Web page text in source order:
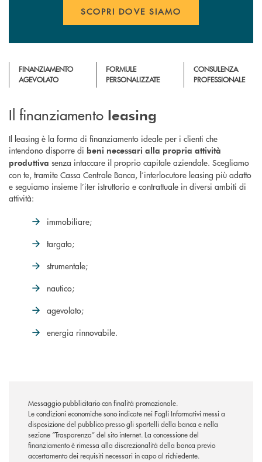
SCOPRI DOVE SIAMO
FINANZIAMENTO
AGEVOLATO
FORMULE
PERSONALIZZATE
CONSULENZA
PROFESSIONALE
Il finanziamento leasing
Il leasing è la forma di finanziamento ideale per i clienti che
intendono disporre di beni necessari alla propria attività
produttiva senza intaccare il proprio capitale aziendale. Scegliamo
con te, tramite Cassa Centrale Banca, l’interlocutore leasing più adatto
e seguiamo insieme l’iter istruttorio e contrattuale in diversi ambiti di
attività:
immobiliare;
targato;
strumentale;
nautico;
agevolato;
energia rinnovabile.
Messaggio pubblicitario con finalità promozionale.
Le condizioni economiche sono indicate nei Fogli Informativi messi a
disposizione del pubblico presso gli sportelli della banca e nella
sezione “Trasparenza” del sito internet.La concessione del
finanziamento è rimessa alla discrezionalità della banca previo
accertamento dei requisiti necessari in capo al richiedente.